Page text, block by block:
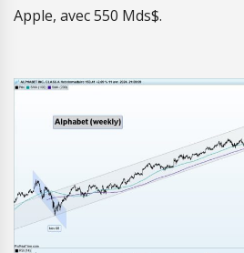
Apple, avec 550 Mds$.